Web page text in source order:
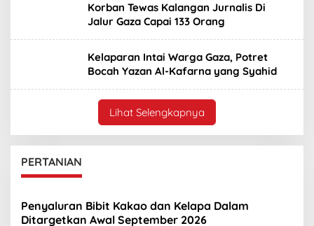
Korban Tewas Kalangan Jurnalis Di
Jalur Gaza Capai 133 Orang
Kelaparan Intai Warga Gaza, Potret
Bocah Yazan Al-Kafarna yang Syahid
Lihat Selengkapnya
PERTANIAN
Penyaluran Bibit Kakao dan Kelapa Dalam
Ditargetkan Awal September 2026